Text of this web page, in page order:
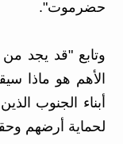
حضرموت".
وتابع "قد يجد
الأهم هو ماذا
أبناء الجنوب
لحماية أرضهم